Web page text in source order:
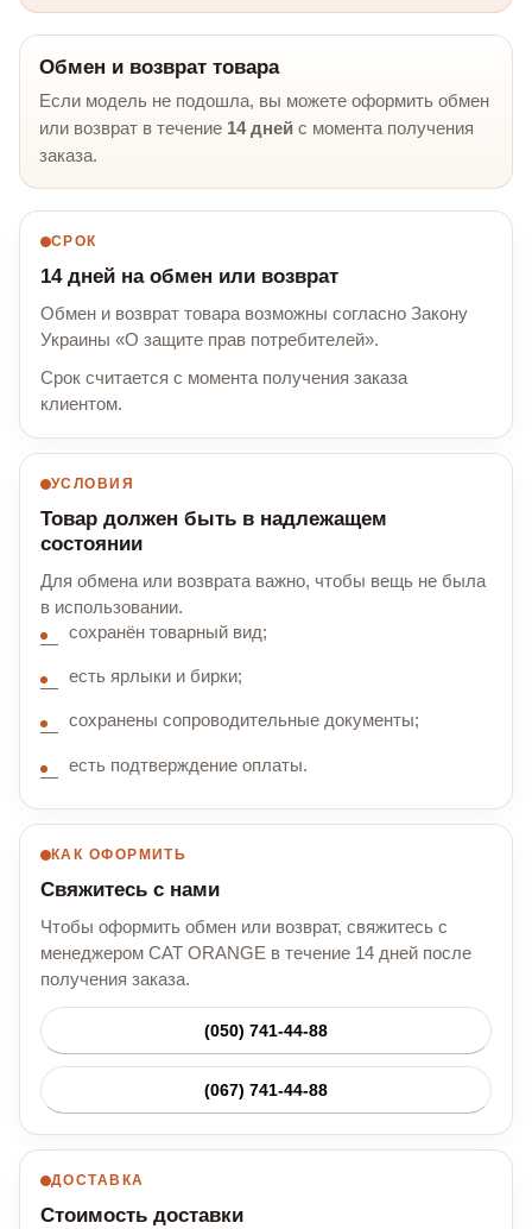
Обмен и возврат товара
Если модель не подошла, вы можете оформить обмен
или возврат в течение 14 дней с момента получения
заказа.
СРОК
14 дней на обмен или возврат
Обмен и возврат товара возможны согласно Закону
Украины «О защите прав потребителей».
Срок считается с момента получения заказа
клиентом.
УСЛОВИЯ
Товар должен быть в надлежащем
состоянии
Для обмена или возврата важно, чтобы вещь не была
в использовании.
сохранён товарный вид;
есть ярлыки и бирки;
сохранены сопроводительные документы;
есть подтверждение оплаты.
КАК ОФОРМИТЬ
Свяжитесь с нами
Чтобы оформить обмен или возврат, свяжитесь с
менеджером CAT ORANGE в течение 14 дней после
получения заказа.
(050) 741-44-88
(067) 741-44-88
ДОСТАВКА
Стоимость доставки